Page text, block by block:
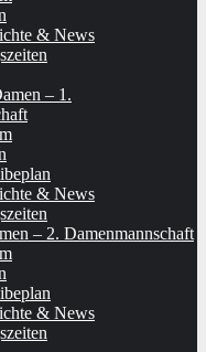
& News
– 1.
& News
– 2. Damenmannschaft
& News